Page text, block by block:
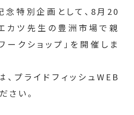
特別企画として、8月20
エカツ先生の豊洲市場で親
クショップ」を開催しま
プライドフィッシュWEB
さい。